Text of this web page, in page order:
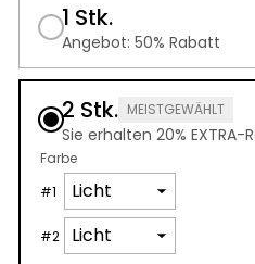
1 Stk.
Angebot: 50% Rabatt
2 Stk. MEISTGEWÄHLT
Sie erhalten 20% EXTRA-
Farbe
#1
#2